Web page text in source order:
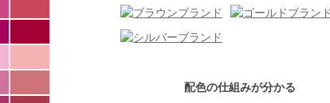
配色の仕組みが分かる